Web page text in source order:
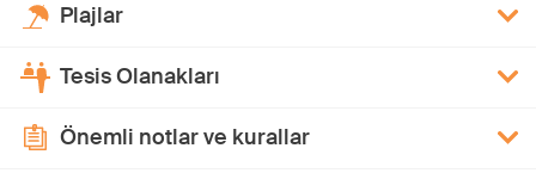
Plajlar
Tesis Olanakları
Önemli notlar ve kurallar